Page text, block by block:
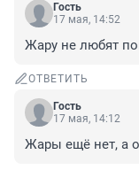
Гость
17 мая, 14:52
Жару не любят
ОТВЕТИТЬ
Гость
17 мая, 14:12
Жары ещё нет, а